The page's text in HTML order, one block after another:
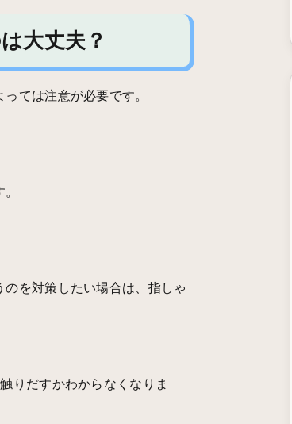
大丈夫？
ては注意が必要です。
を対策したい場合は、指しゃ
りだすかわからなくなりま